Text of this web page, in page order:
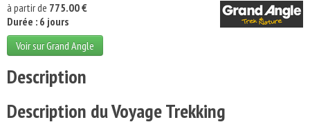
à partir de 775.00 €
Durée : 6 jours
Voir sur Grand Angle
Description
Description du Voyage Trekking